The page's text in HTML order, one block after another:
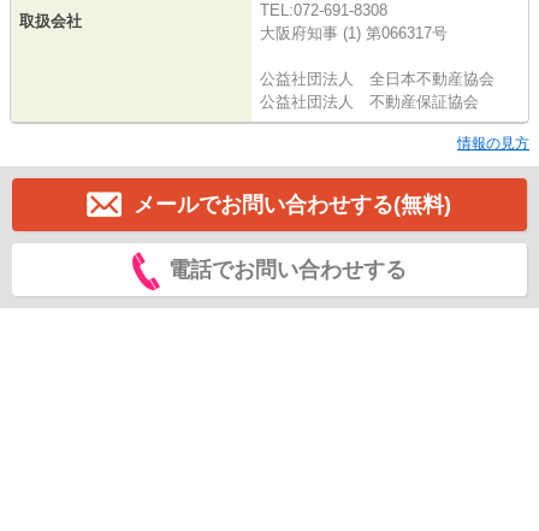
取扱会社
TEL:072-691-8308
大阪府知事 (1) 第066317号
公益社団法人 全日本不動産協会
公益社団法人 不動産保証協会
情報の見方
メールでお問い合わせする(無料)
電話でお問い合わせする